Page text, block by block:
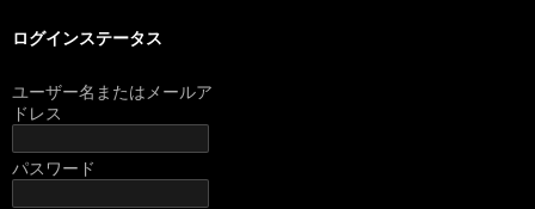
ログインステータス
ユーザー名またはメールア
ドレス
パスワード